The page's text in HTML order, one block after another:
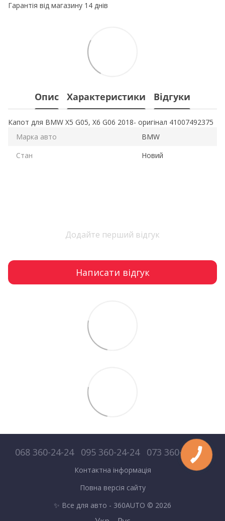
Гарантія від магазину 14 днів
Опис Характеристики Відгуки
Капот для BMW X5 G05, X6 G06 2018- оригінал 41007492375
Марка авто
BMW
Стан
Новий
Додайте перший відгук
Написати відгук
068 360-24-24 095 360-24-24 073 360-24-24
Контактна інформація
Повна версія сайту
✨ Все для авто - 360AUTO © 2026